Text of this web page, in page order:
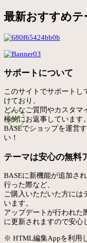
最新おすすめテ
サポートについて
このサイトでサポートし
けており、
どんなご質問やカスタマ
極的にお返事しています。
BASEでショップを運営
い！
テーマは安心の無料
BASEに新機能が追加さ
行った際など、
ご購入いただいた方には
います。
アップデートが行われた
に更新されますので安心
※ HTML編集Appを利用